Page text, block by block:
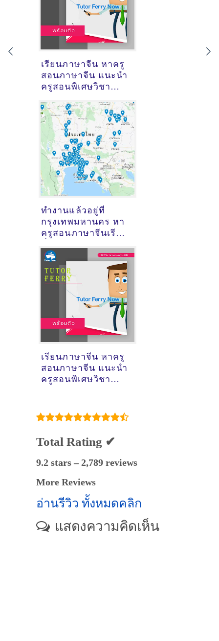
เรียนภาษาจีน หาครู
สอนภาษาจีน แนะนำ
ครูสอนพิเศษวิชา
ทำงานแล้วอยู่ที่
กรุงเทพมหานคร หา
ครูสอนภาษาจีนเรียน
เรียนภาษาจีน หาครู
สอนภาษาจีน แนะนำ
ครูสอนพิเศษวิชา
Total Rating ✔
9.2 stars – 2,789 reviews
More Reviews
อ่านรีวิว ทั้งหมดคลิก
แสดงความคิดเห็น